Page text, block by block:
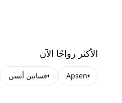
الأكثر رواجًا الآن
Apsen فساتين أبسن